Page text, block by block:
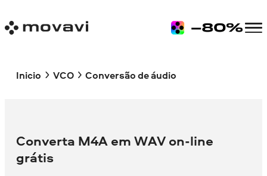
Inicio VCO Conversão de áudio
Converta M4A em WAV on-line
grátis